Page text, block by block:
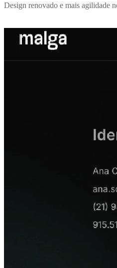
Design renovado e mais agilidade